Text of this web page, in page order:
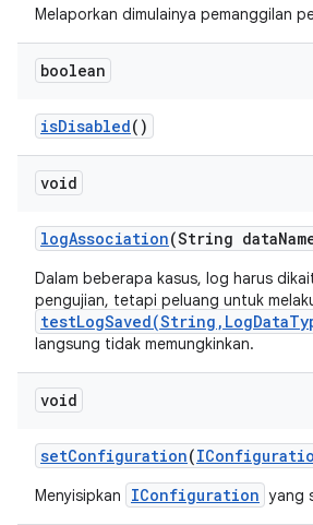
Melaporkan dimulainya pemanggilan
boolean
isDisabled()
void
logAssociation(String data
Dalam beberapa kasus, log harus
pengujian, tetapi peluang untuk
langsung tidak memungkinkan.
void
setConfiguration(
Menyisipkan IConfiguration yang